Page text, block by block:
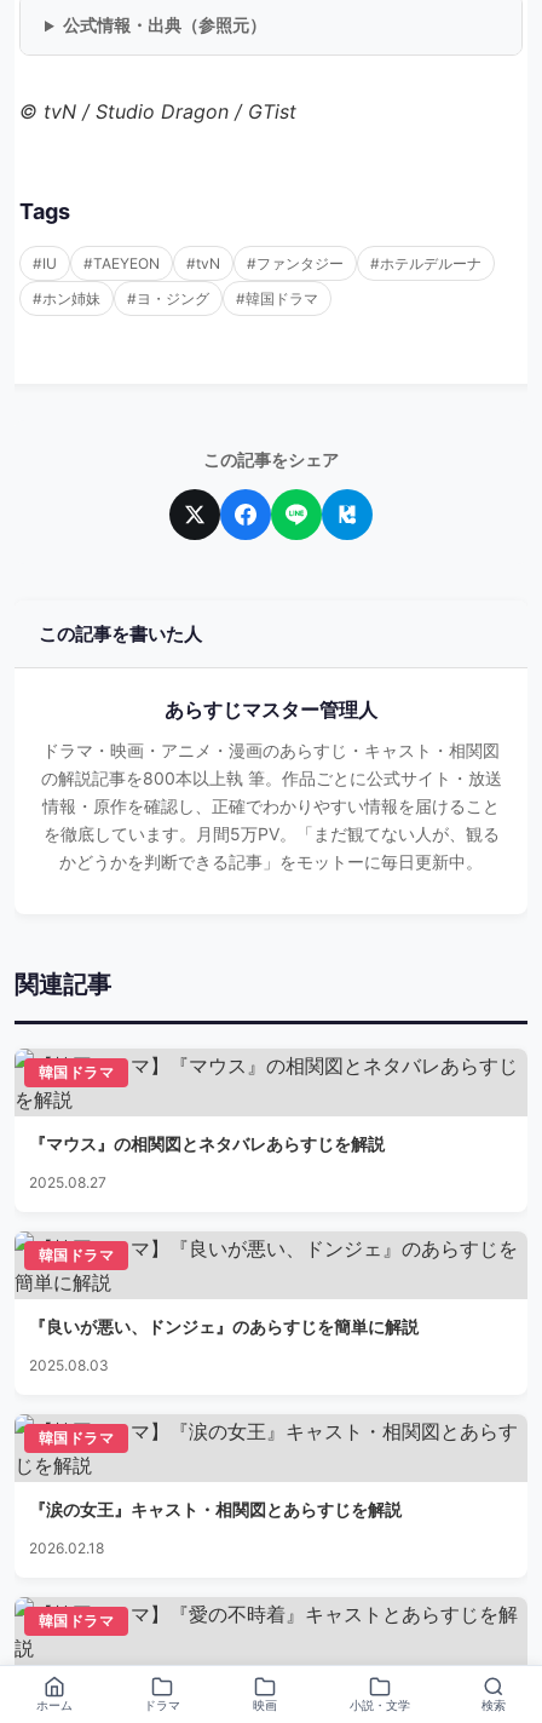
公式情報・出典（参照元）
© tvN / Studio Dragon / GTist
Tags
#IU #TAEYEON #tvN #ファンタジー
#ホテルデルーナ
#ホン姉妹
#ヨ・ジング #韓国ドラマ
この記事をシェア
この記事を書いた人
あらすじマスター管理人
ドラマ・映画・アニメ・漫画のあらすじ・キャスト・相関図
の解説記事を800本以上執 筆。作品ごとに公式サイト・放送
情報・原作を確認し、正確でわかりやすい情報を届けること
を徹底しています。月間5万PV。「まだ観てない人が、観る
かどうかを判断できる記事」をモットーに毎日更新中。
関連記事
韓国ドラマ
『マウス』の相関図とネタバレあらすじを解説
2025.08.27
韓国ドラマ
『良いが悪い、ドンジェ』のあらすじを簡単に解説
2025.08.03
韓国ドラマ
『涙の女王』キャスト・相関図とあらすじを解説
2026.02.18
韓国ドラマ
『愛の不時着』キャストとあらすじを解説
ホーム ドラマ 映画 小説・文学 検索